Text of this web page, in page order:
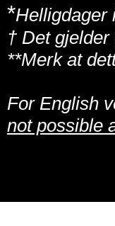
*Helligdager
† Det
**Merk at
For English
not possible